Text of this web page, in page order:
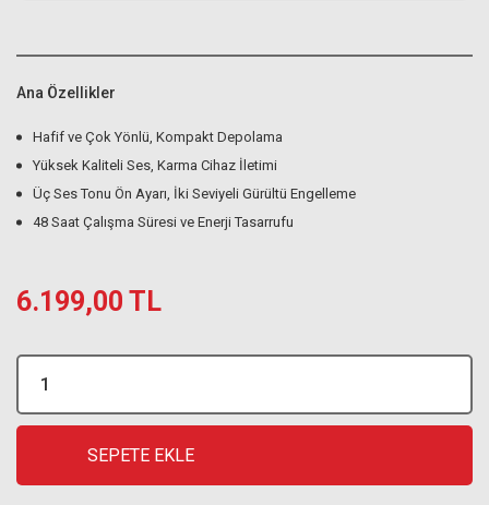
Ana Özellikler
Hafif ve Çok Yönlü, Kompakt Depolama
Yüksek Kaliteli Ses, Karma Cihaz İletimi
Üç Ses Tonu Ön Ayarı, İki Seviyeli Gürültü Engelleme
48 Saat Çalışma Süresi ve Enerji Tasarrufu
6.199,00 TL
SEPETE EKLE